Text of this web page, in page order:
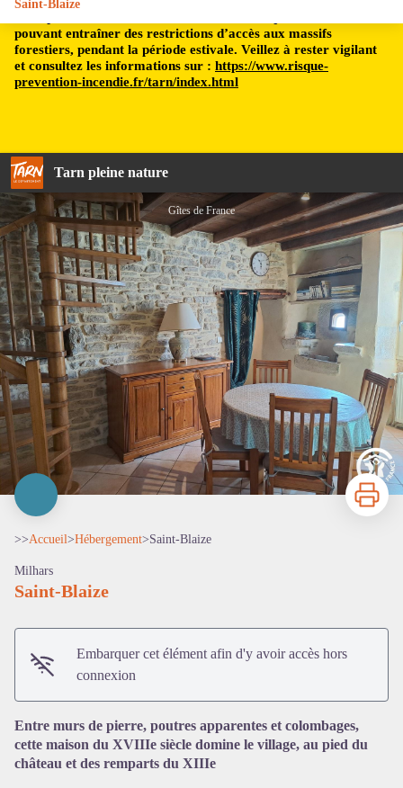
pouvant entraîner des restrictions d’accès aux massifs
forestiers, pendant la période estivale. Veillez à rester vigilant
et consultez les informations sur : https://www.risque-
prevention-incendie.fr/tarn/index.html
Tarn pleine nature
Saint-Blaize
Gîtes de France
Voir l'image en plein écran
Imprimer
>>Accueil>Hébergement>Saint-Blaize
Milhars
Saint-Blaize
Embarquer cet élément afin d'y avoir accès hors
connexion
Entre murs de pierre, poutres apparentes et colombages,
cette maison du XVIIIe siècle domine le village, au pied du
château et des remparts du XIIIe